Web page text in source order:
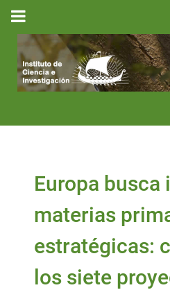
Europa
materias
estratégicas:
los siete